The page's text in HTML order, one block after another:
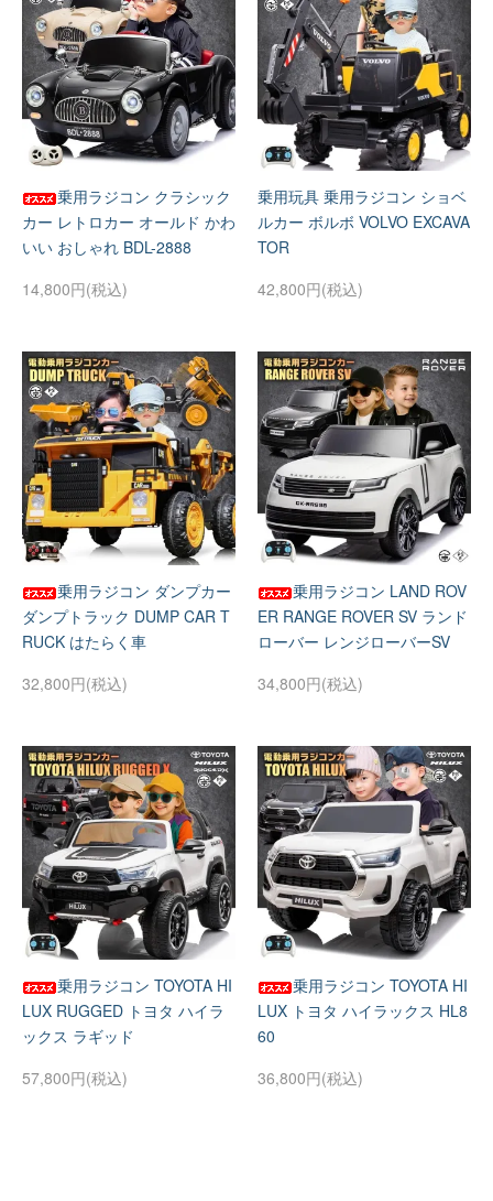
乗用ラジコン クラシック
カー レトロカー オールド かわ
いい おしゃれ BDL-2888
14,800円(税込)
乗用玩具 乗用ラジコン ショベ
ルカー ボルボ VOLVO EXCAVA
TOR
42,800円(税込)
乗用ラジコン ダンプカー
ダンプトラック DUMP CAR T
RUCK はたらく車
32,800円(税込)
乗用ラジコン LAND ROV
ER RANGE ROVER SV ランド
ローバー レンジローバーSV
34,800円(税込)
乗用ラジコン TOYOTA HI
LUX RUGGED トヨタ ハイラ
ックス ラギッド
57,800円(税込)
乗用ラジコン TOYOTA HI
LUX トヨタ ハイラックス HL8
60
36,800円(税込)